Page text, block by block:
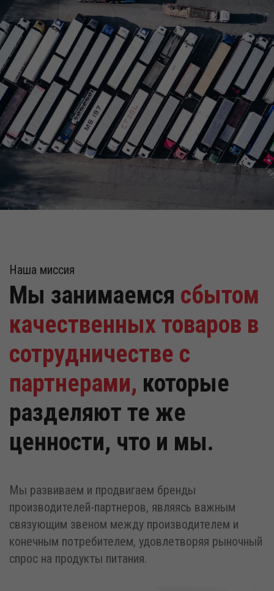
Наша миссия
Мы занимаемся сбытом
качественных товаров в
сотрудничестве с
партнерами, которые
разделяют те же
ценности, что и мы.
Мы развиваем и продвигаем бренды
производителей-партнеров, являясь важным
связующим звеном между производителем и
конечным потребителем, удовлетворяя рыночный
спрос на продукты питания.